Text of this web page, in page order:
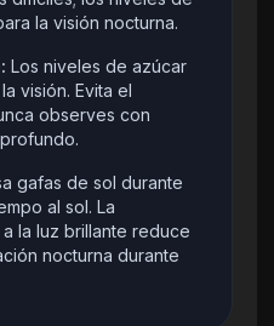
la visión nocturna.
Los niveles de azúcar
visión. Evita el
observes con
gafas de sol durante
al sol. La
la luz brillante reduce
nocturna durante